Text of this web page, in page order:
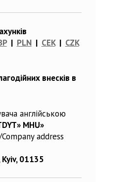
| PLN| CEK| CZK
внесків в
англійською
MHU»
address
01135